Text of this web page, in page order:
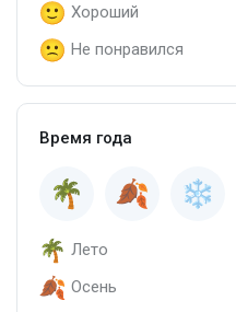
Хороший
Не понравился
Время года
Лето
Осень